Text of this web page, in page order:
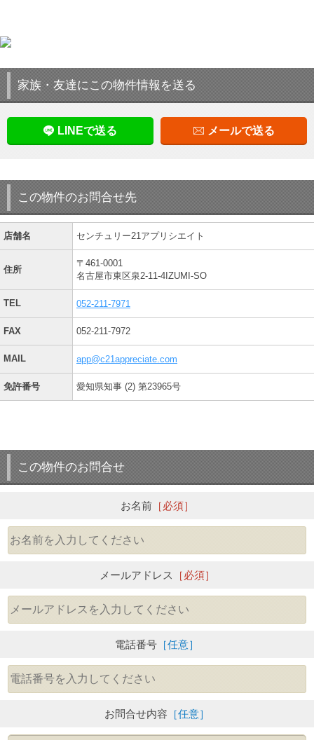
家族・友達にこの物件情報を送る
LINEで送る メールで送る
この物件のお問合せ先
店舗名 センチュリー21アプリシエイト
住所
〒461-0001
名古屋市東区泉2-11-4IZUMI-SO
TEL 052-211-7971
FAX 052-211-7972
MAIL app@c21appreciate.com
免許番号 愛知県知事 (2) 第23965号
この物件のお問合せ
お名前［必須］
メールアドレス ［必須］
電話番号 ［任意］
お問合せ内容 ［任意］